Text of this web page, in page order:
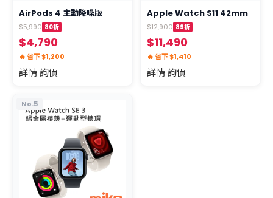
AirPods 4 主動降噪版
$5,990 80折
$4,790
🔥 省下 $1,200
詳情 詢價
Apple Watch S11 42mm
$12,900 89折
$11,490
🔥 省下 $1,410
詳情 詢價
No.5